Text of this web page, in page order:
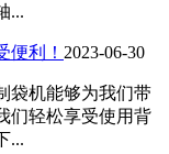
...
便利！ 2023-06-30
袋机能够为我们带
们轻松享受使用背
...